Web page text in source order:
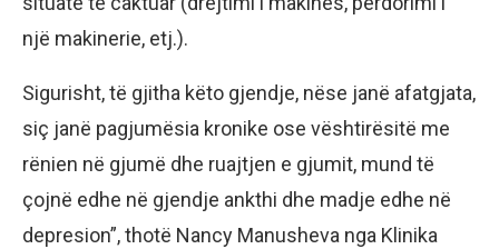
një makinerie, etj.).
Sigurisht, të gjitha këto gjendje, nëse janë afatgjata,
siç janë pagjumësia kronike ose vështirësitë me
rënien në gjumë dhe ruajtjen e gjumit, mund të
çojnë edhe në gjendje ankthi dhe madje edhe në
depresion”, thotë Nancy Manusheva nga Klinika